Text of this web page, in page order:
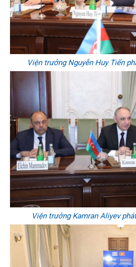
Viện trưởng Nguyễn Huy Tiến
Viện trưởng Kamran Aliyev